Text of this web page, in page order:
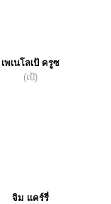
เพเนโลเป้ ครูซ
(เป้)
จิม แคร์รี่